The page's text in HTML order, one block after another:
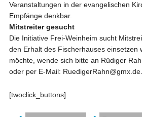
Veranstaltungen in der evangelischen
Empfänge denkbar.
Mitstreiter gesucht
Die Initiative Frei-Weinheim sucht
den Erhalt des Fischerhauses einsetzen
möchte, wende sich bitte an Rüdiger
oder per E-Mail: RuedigerRahn@gmx.de.
[twoclick_buttons]